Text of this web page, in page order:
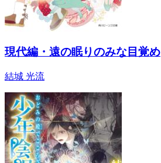
現代編・遠の眠りのみな目覚め
結城 光流